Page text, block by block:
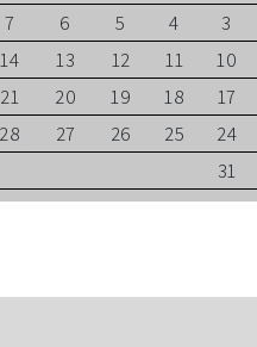
3
4
5
6
7
10
11
12
13
14
17
18
19
20
21
24
25
26
27
28
31